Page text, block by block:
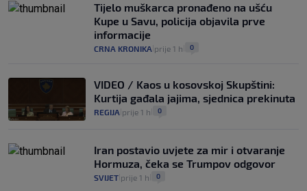
Tijelo muškarca pronađeno na ušću
Kupe u Savu, policija objavila prve
informacije
CRNA KRONIKA prije 1 h 0
VIDEO / Kaos u kosovskoj Skupštini:
Kurtija gađala jajima, sjednica prekinuta
REGIJA prije 1 h 0
Iran postavio uvjete za mir i otvaranje
Hormuza, čeka se Trumpov odgovor
SVIJET prije 1 h 0